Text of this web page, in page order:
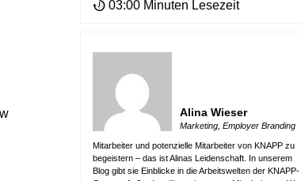
03:00 Minuten Lesezeit
Alina Wieser
Marketing, Employer Branding
Mitarbeiter und potenzielle Mitarbeiter von KNAPP zu
begeistern – das ist Alinas Leidenschaft. In unserem
Blog gibt sie Einblicke in die Arbeitswelten der KNAPP-